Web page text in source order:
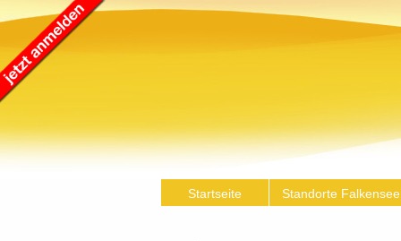
Startseite Standorte